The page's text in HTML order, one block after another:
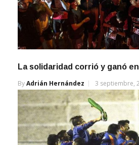
La solidaridad corrió y ganó
ByAdrián Hernández 3 septiembre,